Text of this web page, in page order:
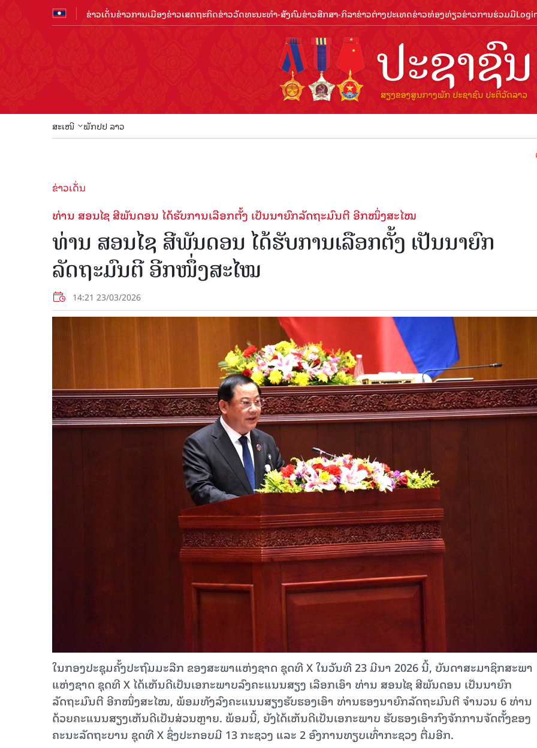
ຂ່າວເດັ່ນຂ່າວການເມືອງຂ່າວເສດຖະກິດຂ່າວວັດທະນະທຳ-ສັງຄົມຂ່າວສືກສາ-ກິລາຂ່າວຕ່າງປະເທດຂ່າວທ່ອງທ່ຽວຂ່າວການຮ່ວມມື
ສະເໜີ ພັກປປ ລາວ
ຕ້ອນຮັ
ຂ່າວເດັ່ນ
ທ່ານ ສອນໄຊ ສີພັນດອນ ໄດ້​ຮັບ​ການ​ເລືອກ​ຕັ້ງ ເປັນນາຍົກລັດຖະມົນຕີ ອີກ​ໜຶ່ງ​ສະ​ໄໝ
ທ່ານ ສອນໄຊ ສີພັນດອນ ໄດ້​ຮັບ​ການ​ເລືອກ​ຕັ້ງ ເປັນນາຍົກ
ລັດຖະມົນຕີ ອີກ​ໜຶ່ງ​ສະ​ໄໝ
14:21 23/03/2026
ໃນກອງປະຊຸມຄັ້ງປະຖົມມະລືກ ຂອງສະພາແຫ່ງຊາດ ຊຸດທີ X ໃນວັນທີ 23 ມີນາ 2026 ນີ້, ບັນດາສະມາຊິກສະພາ
ແຫ່ງຊາດ ຊຸດທີ X ໄດ້ເຫັນດີເປັນເອກະພາບລົງຄະແນນສຽງ ເລືອກເອົາ ທ່ານ ສອນໄຊ ສີພັນດອນ ເປັນນາຍົກ
ລັດຖະມົນຕີ ອີກໜຶ່ງສະໄໝ, ພ້ອມທັງລົງຄະແນນສຽງຮັບຮອງເອົາ ທ່ານຮອງ​ນາ​ຍົກ​ລັດ​ຖະ​ມົນ​ຕີ ຈຳ​ນວນ 6 ທ່ານ
ດ້ວຍຄະແນນສຽງເຫັນດີເປັນສ່ວນຫຼາຍ. ພ້ອມນີ້, ຍັງໄດ້ເຫັນດີເປັນເອກະພາບ ຮັບຮອງເອົາກົງຈັກການຈັດຕັ້ງຂອງ
ຄະນະລັດຖະບານ ຊຸດທີ X ຊຶ່ງປະກອບມີ 13 ກະຊວງ ແລະ 2 ອົງການທຽບເທົ່າກະຊວງ ຕື່ມອີກ.